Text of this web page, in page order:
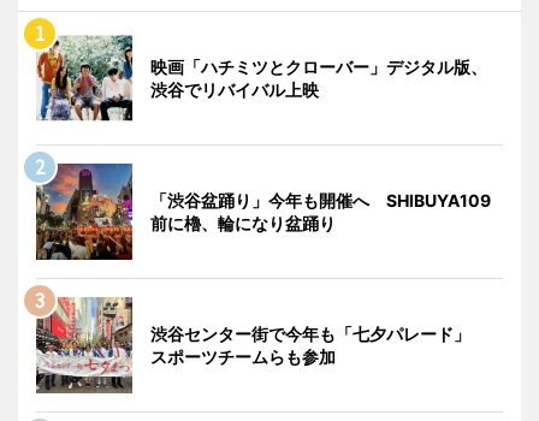
映画「ハチミツとクローバー」デジタル版、
渋谷でリバイバル上映
「渋谷盆踊り」今年も開催へ SHIBUYA109
前に櫓、輪になり盆踊り
渋谷センター街で今年も「七夕パレード」
スポーツチームらも参加